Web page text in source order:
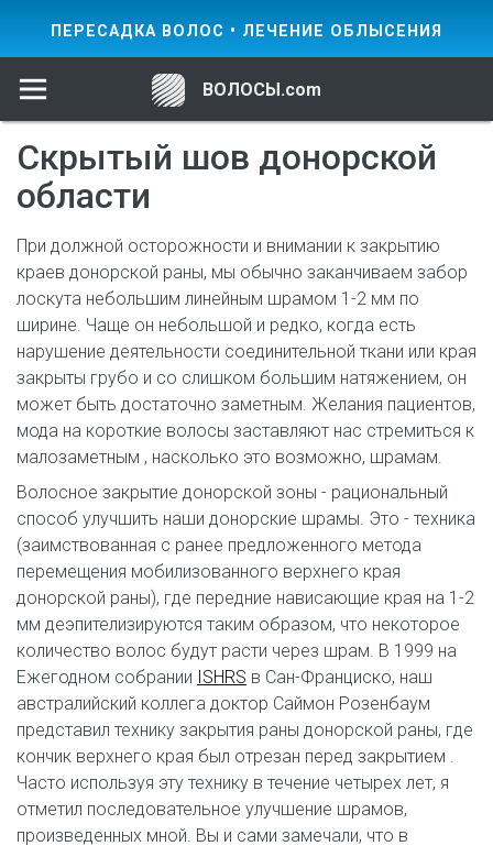
ПЕРЕСАДКА ВОЛОС • ЛЕЧЕНИЕ ОБЛЫСЕНИЯ
ВОЛОСЫ.com
Скрытый шов донорской
области
При должной осторожности и внимании к закрытию
краев донорской раны, мы обычно заканчиваем забор
лоскута небольшим линейным шрамом 1-2 мм по
ширине. Чаще он небольшой и редко, когда есть
нарушение деятельности соединительной ткани или края
закрыты грубо и со слишком большим натяжением, он
может быть достаточно заметным. Желания пациентов,
мода на короткие волосы заставляют нас стремиться к
малозаметным , насколько это возможно, шрамам.
Волосное закрытие донорской зоны - рациональный
способ улучшить наши донорские шрамы. Это - техника
(заимствованная с ранее предложенного метода
перемещения мобилизованного верхнего края
донорской раны), где передние нависающие края на 1-2
мм деэпителизируются таким образом, что некоторое
количество волос будут расти через шрам. В 1999 на
Ежегодном собрании ISHRS в Сан-Франциско, наш
австралийский коллега доктор Саймон Розенбаум
представил технику закрытия раны донорской раны, где
кончик верхнего края был отрезан перед закрытием .
Часто используя эту технику в течение четырех лет, я
отметил последовательное улучшение шрамов,
произведенных мной. Вы и сами замечали, что в